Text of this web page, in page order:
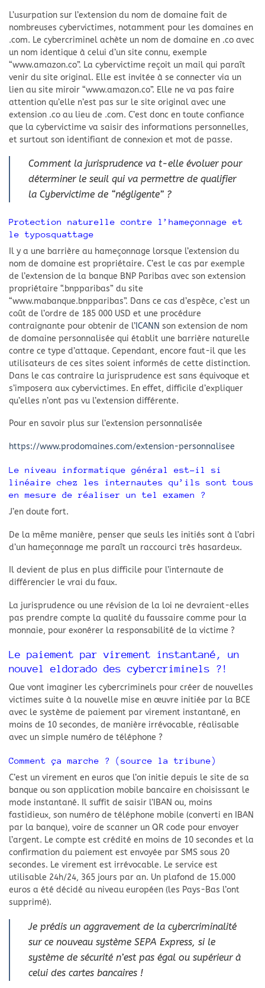
L’usurpation sur l’extension du nom de domaine fait de
nombreuses cybervictimes, notamment pour les domaines en
.com. Le cybercriminel achète un nom de domaine en .co avec
un nom identique à celui d’un site connu, exemple
“www.amazon.co”. La cybervictime reçoit un mail qui paraît
venir du site original. Elle est invitée à se connecter via un
lien au site miroir “www.amazon.co”. Elle ne va pas faire
attention qu’elle n’est pas sur le site original avec une
extension .co au lieu de .com. C’est donc en toute confiance
que la cybervictime va saisir des informations personnelles,
et surtout son identifiant de connexion et mot de passe.
Comment la jurisprudence va t-elle évoluer pour
déterminer le seuil qui va permettre de qualifier
la Cybervictime de “négligente” ?
Protection naturelle contre l’hameçonnage et
le typosquattage
Il y a une barrière au hameçonnage lorsque l’extension du
nom de domaine est propriétaire. C’est le cas par exemple
de l’extension de la banque BNP Paribas avec son extension
propriétaire “.bnpparibas” du site
“www.mabanque.bnpparibas”. Dans ce cas d’espèce, c’est un
coût de l’ordre de 185 000 USD et une procédure
contraignante pour obtenir de l’ ICANN son extension de nom
de domaine personnalisée qui établit une barrière naturelle
contre ce type d’attaque. Cependant, encore faut-il que les
utilisateurs de ces sites soient informés de cette distinction.
Dans le cas contraire la jurisprudence est sans équivoque et
s’imposera aux cybervictimes. En effet, difficile d’expliquer
qu’elles n’ont pas vu l’extension différente.
Pour en savoir plus sur l’extension personnalisée
https://www.prodomaines.com/extension-personnalisee
Le niveau informatique général est-il si
linéaire chez les internautes qu’ils sont tous
en mesure de réaliser un tel examen ?
J’en doute fort.
De la même manière, penser que seuls les initiés sont à l’abri
d’un hameçonnage me paraît un raccourci très hasardeux.
Il devient de plus en plus difficile pour l’internaute de
différencier le vrai du faux.
La jurisprudence ou une révision de la loi ne devraient-elles
pas prendre compte la qualité du faussaire comme pour la
monnaie, pour exonérer la responsabilité de la victime ?
Le paiement par virement instantané, un
nouvel eldorado des cybercriminels ?!
Que vont imaginer les cybercriminels pour créer de nouvelles
victimes suite à la nouvelle mise en œuvre initiée par la BCE
avec le système de paiement par virement instantané, en
moins de 10 secondes, de manière irrévocable, réalisable
avec un simple numéro de téléphone ?
Comment ça marche ? (source la tribune)
C’est un virement en euros que l’on initie depuis le site de sa
banque ou son application mobile bancaire en choisissant le
mode instantané. Il suffit de saisir l’IBAN ou, moins
fastidieux, son numéro de téléphone mobile (converti en IBAN
par la banque), voire de scanner un QR code pour envoyer
l’argent. Le compte est crédité en moins de 10 secondes et la
confirmation du paiement est envoyée par SMS sous 20
secondes. Le virement est irrévocable. Le service est
utilisable 24h/24, 365 jours par an. Un plafond de 15.000
euros a été décidé au niveau européen (les Pays-Bas l’ont
supprimé).
Je prédis un aggravement de la cybercriminalité
sur ce nouveau système SEPA Express, si le
système de sécurité n’est pas égal ou supérieur à
celui des cartes bancaires !